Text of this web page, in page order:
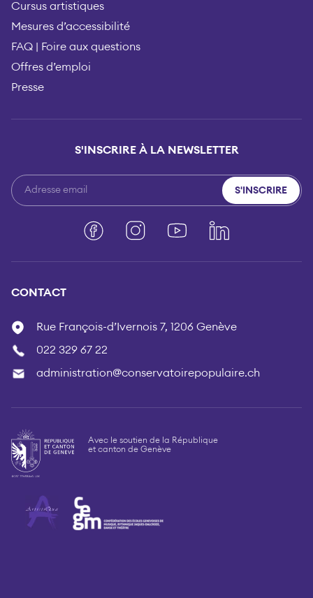
Cursus artistiques
Mesures d’accessibilité
FAQ | Foire aux questions
Offres d’emploi
Presse
S'INSCRIRE À LA NEWSLETTER
S'INSCRIRE
FacebookInstagramYouTubeLinkedIn
CONTACT
Rue François-d’Ivernois 7, 1206 Genève
022 329 67 22
administration@conservatoirepopulaire.ch
Avec le soutien de la République
et canton de Genève